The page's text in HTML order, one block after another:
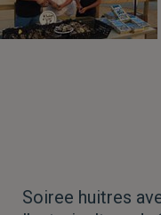
Soiree huitres